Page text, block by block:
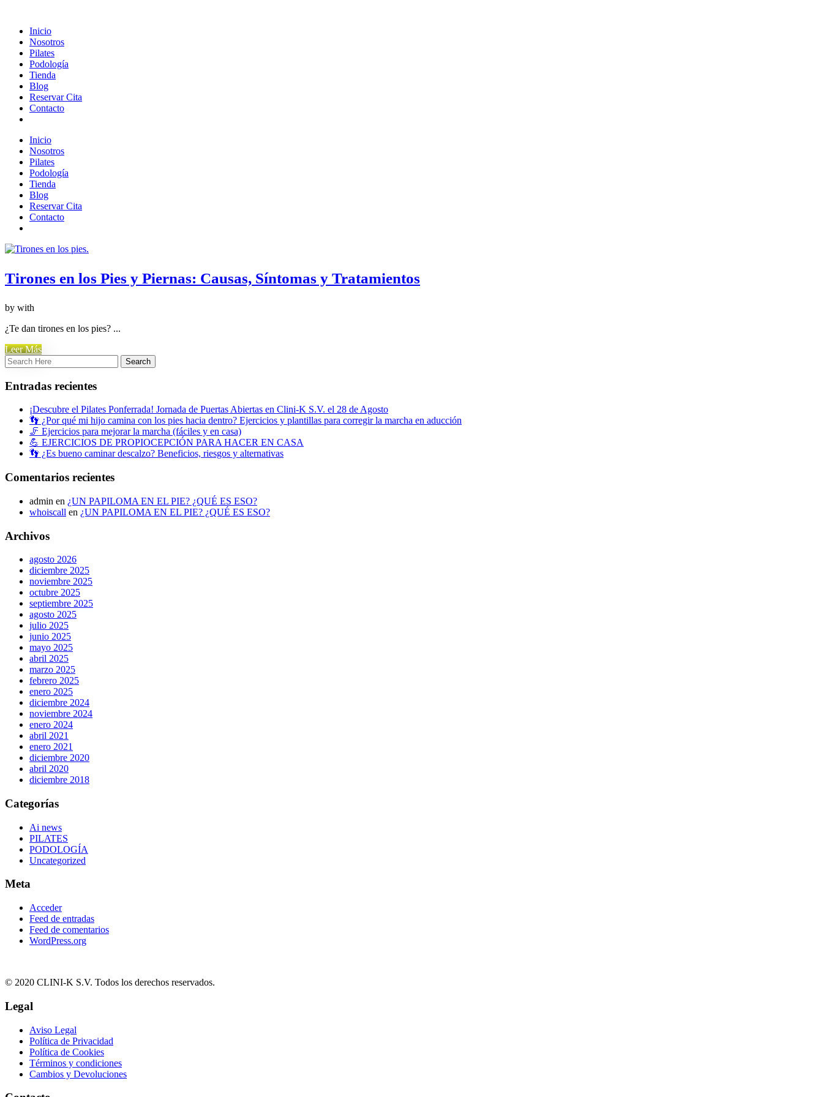
Inicio
Nosotros
Pilates
Podología
Tienda
Blog
Reservar Cita
Contacto
Inicio
Nosotros
Pilates
Podología
Tienda
Blog
Reservar Cita
Contacto
Tirones en los Pies y Piernas: Causas, Síntomas y Tratamientos
by with
¿Te dan tirones en los pies? ...
Leer Más
Entradas recientes
¡Descubre el Pilates Ponferrada! Jornada de Puertas Abiertas en Clini-K S.V. el 28 de Agosto
👣 ¿Por qué mi hijo camina con los pies hacia dentro? Ejercicios y plantillas para corregir la marcha en aducción
🦵 Ejercicios para mejorar la marcha (fáciles y en casa)
💪 EJERCICIOS DE PROPIOCEPCIÓN PARA HACER EN CASA
👣 ¿Es bueno caminar descalzo? Beneficios, riesgos y alternativas
Comentarios recientes
admin en ¿UN PAPILOMA EN EL PIE? ¿QUÉ ES ESO?
whoiscall en ¿UN PAPILOMA EN EL PIE? ¿QUÉ ES ESO?
Archivos
agosto 2026
diciembre 2025
noviembre 2025
octubre 2025
septiembre 2025
agosto 2025
julio 2025
junio 2025
mayo 2025
abril 2025
marzo 2025
febrero 2025
enero 2025
diciembre 2024
noviembre 2024
enero 2024
abril 2021
enero 2021
diciembre 2020
abril 2020
diciembre 2018
Categorías
Ai news
PILATES
PODOLOGÍA
Uncategorized
Meta
Acceder
Feed de entradas
Feed de comentarios
WordPress.org
© 2020 CLINI-K S.V. Todos los derechos reservados.
Legal
Aviso Legal
Política de Privacidad
Política de Cookies
Términos y condiciones
Cambios y Devoluciones